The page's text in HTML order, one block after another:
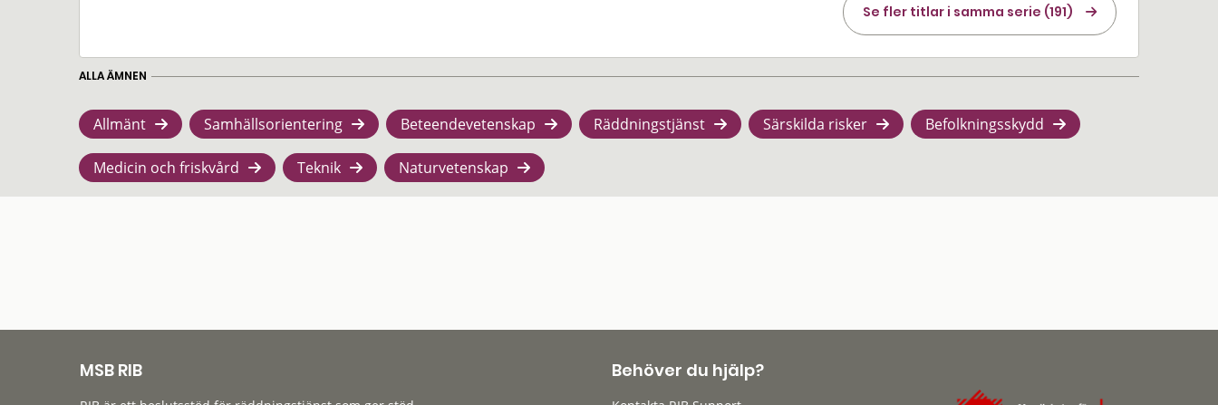
Se fler titlar i samma serie (191)
ALLA ÄMNEN
Allmänt Samhällsorientering Beteendevetenskap Räddningstjänst Särskilda risker Befolkningsskydd
Medicin och friskvård Teknik Naturvetenskap
MSB RIB Behöver du hjälp?